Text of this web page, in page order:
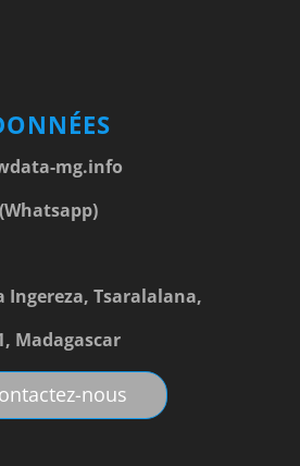
mg.info
Ingereza, Tsaralalana,
Madagascar
nous